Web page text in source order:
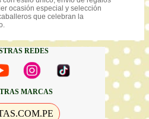
ocasión especial y selección
que celebran la
REDES
MARCAS